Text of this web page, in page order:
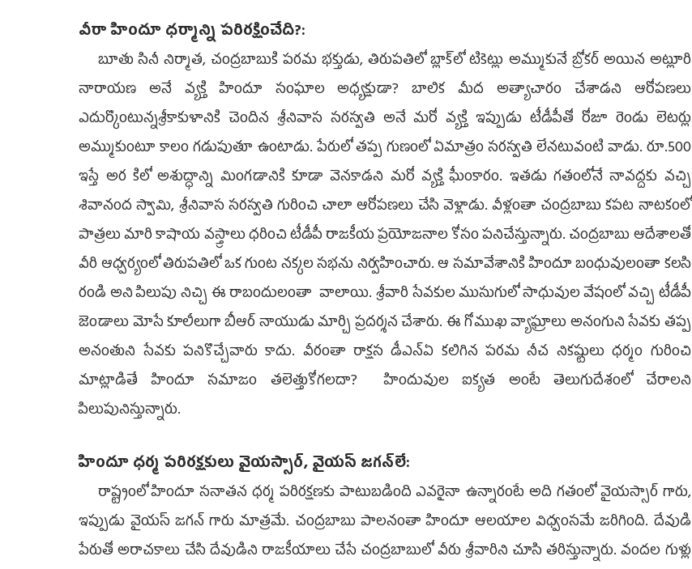
వీరా హిందూ ధర్మాన్ని పరిరక్షించేది?:
బూతు సినీ నిర్మాత, చంద్రబాబుకి పరమ భక్తుడు, తిరుపతిలో బ్లాక్‌లో టికెట్లు అమ్ముకునే బ్రోకర్‌ అయిన అట్లూరి
నారాయణ అనే వ్యక్తి హిందూ సంఘాల అధ్యక్షుడా? బాలిక మీద అత్యాచారం చేశాడని ఆరోపణలు
ఎదుర్కొంటున్నశ్రీకాకుళానికి చెందిన శ్రీనివాస సరస్వతి అనే మరో వ్యక్తి ఇప్పుడు టీడీపీతో రోజూ రెండు లెటర్లు
అమ్ముకుంటూ కాలం గడుపుతూ ఉంటాడు. పేరులో తప్ప గుణంలో ఏమాత్రం సరస్వతి లేనటువంటి వాడు. రూ.500
ఇస్తే అర కిలో అశుద్ధాన్ని మింగడానికి కూడా వెనకాడని మరో వ్యక్తి ఘీంకారం. ఇతడు గతంలోనే నావద్దకు వచ్చి
శివానంద స్వామి, శ్రీనివాస సరస్వతి గురించి చాలా ఆరోపణలు చేసి వెళ్లాడు. వీళ్లంతా చంద్రబాబు కపట నాటకంలో
పాత్రలు మారి కాషాయ వస్త్రాలు ధరించి టీడీపీ రాజకీయ ప్రయోజనాల కోసం పనిచేస్తున్నారు. చంద్రబాబు ఆదేశాలతో
వీరి ఆధ్వర్యంలో తిరుపతిలో ఒక గుంట నక్కల సభను నిర్వహించారు. ఆ సమావేశానికి హిందూ బంధువులంతా కలసి
రండి అని పిలుపు నిచ్చి ఈ రాబందులంతా వాలాయి. శ్రీవారి సేవకుల ముసుగులో సాధువుల వేషంలో వచ్చి టీడీపీ
జెండాలు మోసే కూలీలుగా బీఆర్‌ నాయుడు మార్చి ప్రదర్శన చేశారు. ఈ గోముఖ వ్యాఘ్రాలు అనంగుని సేవకు తప్ప
అనంతుని సేవకు పనికొచ్చేవారు కాదు. వీరంతా రాక్షస డీఎన్‌ఏ కలిగిన పరమ నీచ నికష్టులు ధర్మం గురించి
మాట్లాడితే హిందూ సమాజం తలెత్తుకోగలదా? హిందువుల ఐక్యత అంటే తెలుగుదేశంలో చేరాలని
పిలుపునిస్తున్నారు.
హిందూ ధర్మ పరిరక్షకులు వైయస్సార్, వైయస్‌ జగన్‌లే:
రాష్ట్రంలో హిందూ సనాతన ధర్మ పరిరక్షణకు పాటుబడింది ఎవరైనా ఉన్నారంటే అది గతంలో వైయస్సార్‌ గారు,
ఇప్పుడు వైయస్‌ జగన్‌ గారు మాత్రమే. చంద్రబాబు పాలనంతా హిందూ ఆలయాల విధ్వంసమే జరిగింది. దేవుడి
పేరుతో అరాచకాలు చేసి దేవుడిని రాజకీయాలు చేసే చంద్రబాబులో వీరు శ్రీవారిని చూసి తరిస్తున్నారు. వందల గుళ్లు